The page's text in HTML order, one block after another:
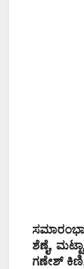
ಶೆಣೈ,
ಗಣೇಶ್